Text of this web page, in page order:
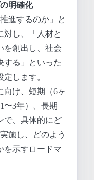
明確化
進するのか」と
対し、「人材と
を創出し、社会
する」といった
します。
向け、短期（6ヶ
〜3年）、長期
で、具体的にど
施し、どのよう
を示すロードマ